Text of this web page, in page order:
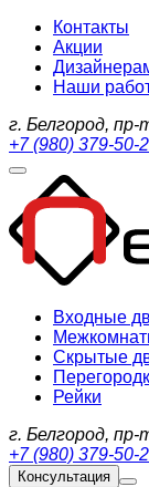
Контакты
Акции
Наши
г. Белгород,
+7 (980) 379-50-
Входные
Скрытые
Рейки
г. Белгород,
+7 (980) 379-50-
Консультация